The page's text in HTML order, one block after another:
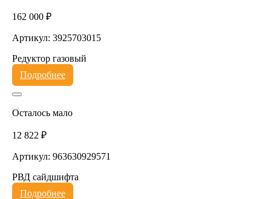
162 000 ₽
Артикул: 3925703015
Редуктор газовый
Подробнее
Осталось мало
12 822 ₽
Артикул: 963630929571
РВД сайдшифта
Подробнее